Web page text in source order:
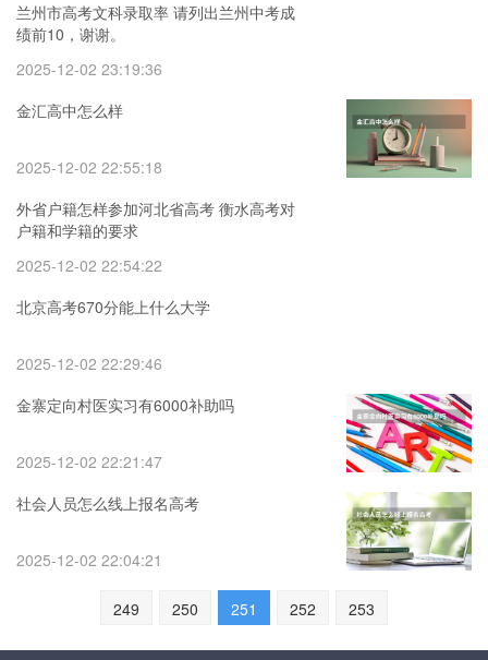
兰州市高考文科录取率 请列出兰州中考成
绩前10，谢谢。
2025-12-02 23:19:36
金汇高中怎么样
2025-12-02 22:55:18
外省户籍怎样参加河北省高考 衡水高考对
户籍和学籍的要求
2025-12-02 22:54:22
北京高考670分能上什么大学
2025-12-02 22:29:46
金寨定向村医实习有6000补助吗
2025-12-02 22:21:47
社会人员怎么线上报名高考
2025-12-02 22:04:21
249 250 251 252 253